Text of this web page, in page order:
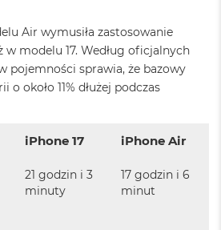
Air wymusiła zastosowanie
modelu 17. Według oficjalnych
pojemności sprawia, że bazowy
około 11% dłużej podczas
iPhone 17 iPhone Air
21 godzin i 3
minuty
17 godzin i 6
minut